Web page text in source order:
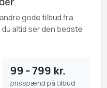
gode tilbud fra
altid ser den bedste
99 - 799 kr.
prisspænd på tilbud